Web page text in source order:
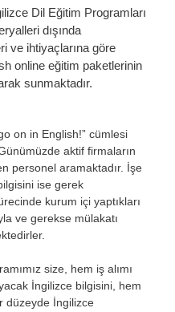
Dil Eğitim Programları
dışında
ve ihtiyaçlarına göre
online eğitim paketlerinin
sunmaktadır.
on in English!” cümlesi
aktif firmaların
personel aramaktadır. İşe
ise gerek
kurum içi yaptıkları
ve gerekse mülakatı
size, hem iş alımı
İngilizce bilgisini, hem
düzeyde İngilizce